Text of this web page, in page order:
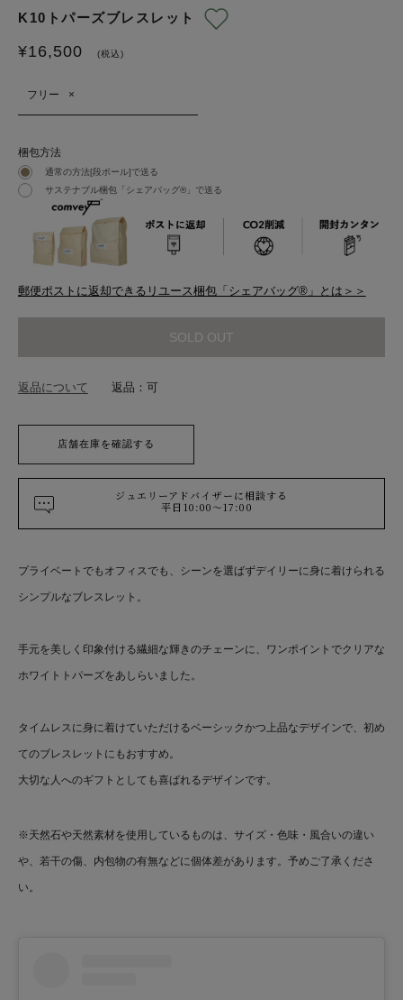
K10トパーズブレスレット
¥16,500 (税込)
フリー ×
梱包方法
通常の方法[段ボール]で送る
サステナブル梱包「シェアバッグ®︎」で送る
郵便ポストに返却できるリユース梱包「シェアバッグ®︎」とは＞＞
SOLD OUT
返品について 返品：可
店舗在庫を確認する
ジュエリーアドバイザーに相談する
平日10:00～17:00
プライベートでもオフィスでも、シーンを選ばずデイリーに身に着けられる
シンプルなブレスレット。
手元を美しく印象付ける繊細な輝きのチェーンに、ワンポイントでクリアな
ホワイトトパーズをあしらいました。
タイムレスに身に着けていただけるベーシックかつ上品なデザインで、初め
てのブレスレットにもおすすめ。
大切な人へのギフトとしても喜ばれるデザインです。
※天然石や天然素材を使用しているものは、サイズ・色味・風合いの違い
や、若干の傷、内包物の有無などに個体差があります。予めご了承くださ
い。